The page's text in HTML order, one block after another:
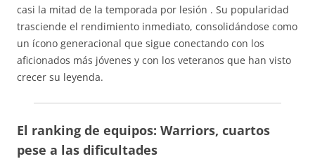
casi la mitad de la temporada por lesión . Su popularidad
trasciende el rendimiento inmediato, consolidándose como
un ícono generacional que sigue conectando con los
aficionados más jóvenes y con los veteranos que han visto
crecer su leyenda.
El ranking de equipos: Warriors, cuartos
pese a las dificultades